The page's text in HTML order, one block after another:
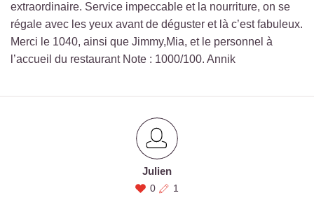
extraordinaire. Service impeccable et la nourriture, on se
régale avec les yeux avant de déguster et là c’est fabuleux.
Merci le 1040, ainsi que Jimmy,Mia, et le personnel à
l’accueil du restaurant Note : 1000/100. Annik
Julien
0 1